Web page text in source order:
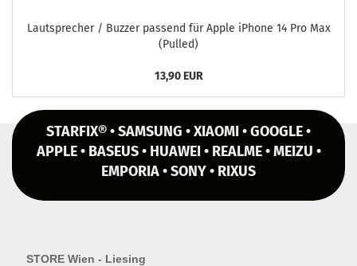
Laut­spre­cher / Buz­zer pas­send für Apple iPho­ne 14 Pro Max
(Pul­led)
13,90 EUR
STARFIX® • SAMSUNG • XIAOMI • GOOGLE •
APPLE • BASEUS • HUAWEI • REALME • MEIZU •
EMPORIA • SONY • RIXUS
STORE Wien - Liesing